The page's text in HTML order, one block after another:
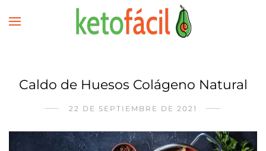
Caldo de Huesos Colágeno Natural
22 DE SEPTIEMBRE DE 2021